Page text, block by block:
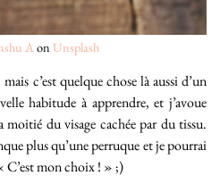
Aon Unsplash
c’est quelque chose là aussi d’un
habitude à apprendre, et j’avoue
moitié du visage cachée par du tissu.
plus qu’une perruque et je pourrai
C’est mon choix ! » ;)